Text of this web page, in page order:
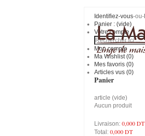
Identifiez-vous-ou-
Panier : (vide)
Votre compte
Mon compte
Ma Wishlist (0)
Mes favoris (0)
Articles vus (0)
Panier
article (vide)
Aucun produit
Livraison: 0,000 DT
Total: 0,000 DT